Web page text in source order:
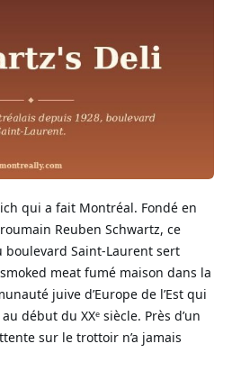
qui a fait Montréal. Fondé en
Reuben Schwartz, ce
Saint-Laurent sert
meat fumé maison dans la
juive d’Europe de l’Est qui
début du XXᵉ siècle. Près d’un
sur le trottoir n’a jamais